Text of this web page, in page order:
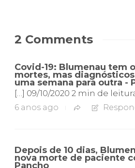
2 Comments
Covid-19: Blumenau tem
mortes, mas
uma semana para outra -
[…] 09/10/2020 2 min de
6 anos ago
Depois de 10 dias,
nova morte de paciente
Pancho